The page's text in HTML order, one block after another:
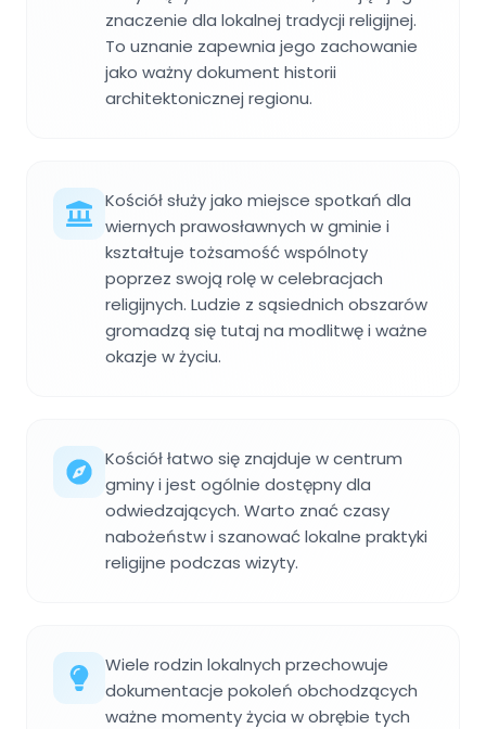
znaczenie dla lokalnej tradycji religijnej.
To uznanie zapewnia jego zachowanie
jako ważny dokument historii
architektonicznej regionu.
Kościół służy jako miejsce spotkań dla
wiernych prawosławnych w gminie i
kształtuje tożsamość wspólnoty
poprzez swoją rolę w celebracjach
religijnych. Ludzie z sąsiednich obszarów
gromadzą się tutaj na modlitwę i ważne
okazje w życiu.
Kościół łatwo się znajduje w centrum
gminy i jest ogólnie dostępny dla
odwiedzających. Warto znać czasy
nabożeństw i szanować lokalne praktyki
religijne podczas wizyty.
Wiele rodzin lokalnych przechowuje
dokumentacje pokoleń obchodzących
ważne momenty życia w obrębie tych